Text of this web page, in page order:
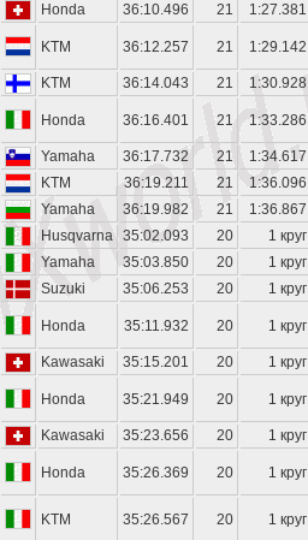
Honda 36:10.496 21 1:27.381
KTM 36:12.257 21 1:29.142
KTM 36:14.043 21 1:30.928
Honda 36:16.401 21 1:33.286
Yamaha 36:17.732 21 1:34.617
KTM 36:19.211 21 1:36.096
Yamaha 36:19.982 21 1:36.867
Husqvarna 35:02.093 20 1 круг
Yamaha 35:03.850 20 1 круг
Suzuki 35:06.253 20 1 круг
Honda 35:11.932 20 1 круг
Kawasaki 35:15.201 20 1 круг
Honda 35:21.949 20 1 круг
Kawasaki 35:23.656 20 1 круг
Honda 35:26.369 20 1 круг
KTM 35:26.567 20 1 круг